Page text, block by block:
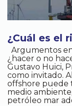
¿Cuál es el
Argumentos
¿hacer o no
Gustavo Huici,
como invitado.
offshore puede
medio
petróleo mar